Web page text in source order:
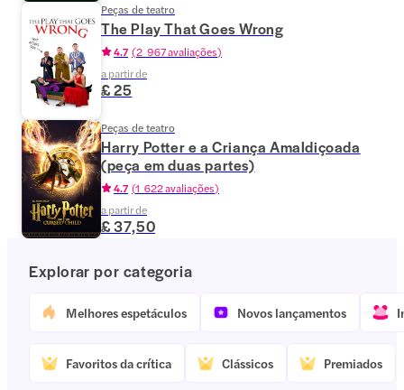
Peças de teatro
The Play That Goes Wrong
4.7 (2 967 avaliações)
a partir de
£ 25
Peças de teatro
Harry Potter e a Criança Amaldiçoada
(peça em duas partes)
4.7 (1 622 avaliações)
a partir de
£ 37,50
Explorar por categoria
Melhores espetáculos Novos lançamentos
Favoritos da crítica Clássicos Premiados